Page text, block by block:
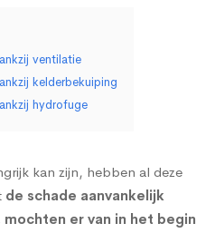
ventilatie
kelderbekuiping
hydrofuge
kan zijn, hebben al deze
de schade aanvankelijk
er van in het begin